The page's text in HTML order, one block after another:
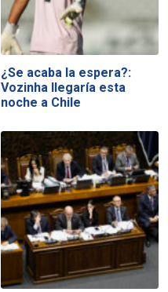
¿Se acaba la espera?:
Vozinha llegaría esta
noche a Chile